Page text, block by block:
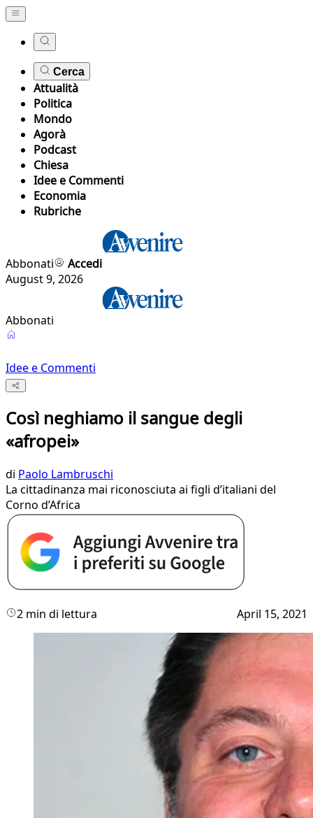
Cerca
Attualità
Politica
Mondo
Agorà
Podcast
Chiesa
Idee e Commenti
Economia
Rubriche
Abbonati
Accedi
August 9, 2026
Abbonati
Idee e Commenti
Così neghiamo il sangue degli
«afropei»
di Paolo Lambruschi
La cittadinanza mai riconosciuta ai figli d’italiani del
Corno d’Africa
2 min di lettura April 15, 2021